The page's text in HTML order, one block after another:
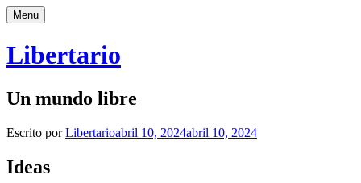
Saltar
al
Menu
Libertario
Un mundo libre
Escrito porLibertarioabril 10, 2024abril 10, 2024
Ideas